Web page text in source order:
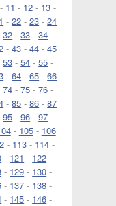
11 - 12- 13-
-22 -23 -24
32 -33 -34 -
-43 -44 -45
53 -54 -55 -
-64 -65 -66
74 -75 -76 -
-85 -86 -87
95 -96 -97 -
- 105- 106
- 113 - 114 -
- 121 - 122 -
- 129 - 130 -
- 137 - 138 -
- 145 - 146 -